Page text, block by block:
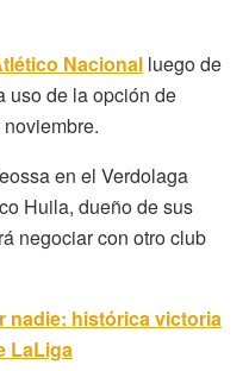
Nacional luego de
uso de la opción de
en el Verdolaga
Huila, dueño de sus
negociar con otro club
nadie: histórica victoria
LaLiga